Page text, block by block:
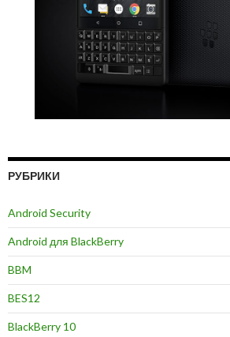
РУБРИКИ
Android Security
Android для BlackBerry
BBM
BES12
BlackBerry 10